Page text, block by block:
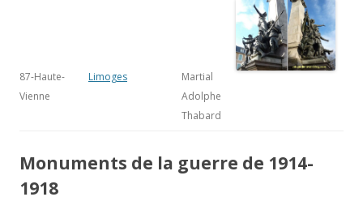
87-Haute-
Vienne
Limoges
Martial
Adolphe
Thabard
Monuments de la guerre de 1914-
1918